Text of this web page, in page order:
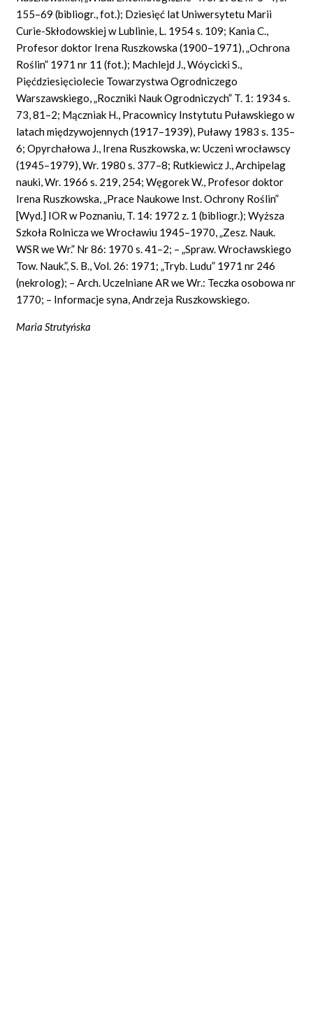
155–69 (bibliogr., fot.); Dziesięć lat Uniwersytetu Marii
Curie-Skłodowskiej w Lublinie, L. 1954 s. 109; Kania C.,
Profesor doktor Irena Ruszkowska (1900–1971), „Ochrona
Roślin” 1971 nr 11 (fot.); Machlejd J., Wóycicki S.,
Pięćdziesięciolecie Towarzystwa Ogrodniczego
Warszawskiego, „Roczniki Nauk Ogrodniczych” T. 1: 1934 s.
73, 81–2; Mączniak H., Pracownicy Instytutu Puławskiego w
latach międzywojennych (1917–1939), Puławy 1983 s. 135–
6; Opyrchałowa J., Irena Ruszkowska, w: Uczeni wrocławscy
(1945–1979), Wr. 1980 s. 377–8; Rutkiewicz J., Archipelag
nauki, Wr. 1966 s. 219, 254; Węgorek W., Profesor doktor
Irena Ruszkowska, „Prace Naukowe Inst. Ochrony Roślin”
[Wyd.] IOR w Poznaniu, T. 14: 1972 z. 1 (bibliogr.); Wyższa
Szkoła Rolnicza we Wrocławiu 1945–1970, „Zesz. Nauk.
WSR we Wr.” Nr 86: 1970 s. 41–2; – „Spraw. Wrocławskiego
Tow. Nauk.”, S. B., Vol. 26: 1971; „Tryb. Ludu” 1971 nr 246
(nekrolog); – Arch. Uczelniane AR we Wr.: Teczka osobowa nr
1770; – Informacje syna, Andrzeja Ruszkowskiego.
Maria Strutyńska